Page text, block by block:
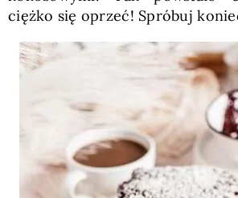
ciężko się oprzeć! Spróbuj